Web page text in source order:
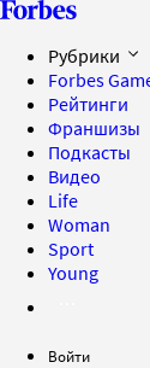
Рубрики
Forbes
Рейтинги
Франшизы
Подкасты
Видео
Life
Woman
Sport
Young
Войти